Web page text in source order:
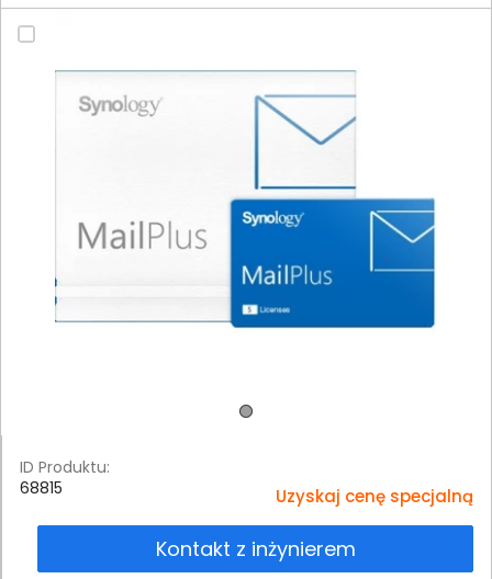
ID Produktu:
68815
Uzyskaj cenę specjalną
Kontakt z inżynierem